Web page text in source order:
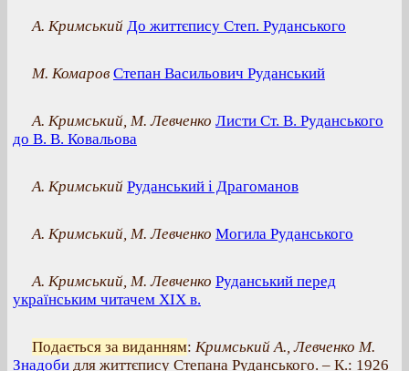
А. Кримський До життєпису Степ. Руданського
М. Комаров Степан Васильович Руданський
А. Кримський, М. Левченко Листи Ст. В. Руданського
до В. В. Ковальова
А. Кримський Руданський і Драгоманов
А. Кримський, М. Левченко Могила Руданського
А. Кримський, М. Левченко Руданський перед
українським читачем XIX в.
Подається за виданням: Кримський А., Левченко М.
Знадоби для життєпису Степана Руданського. – К.: 1926